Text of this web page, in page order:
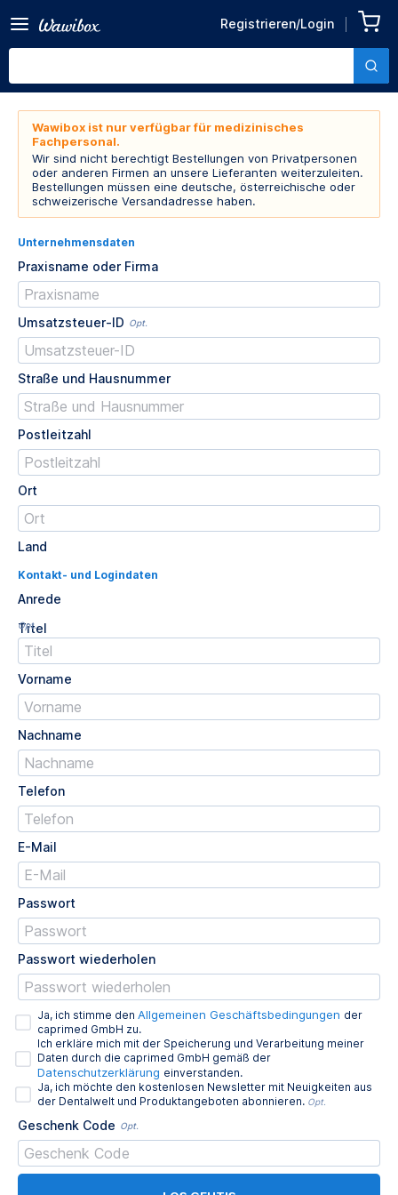
Registrieren/Login
Wawibox ist nur verfügbar für medizinisches
Fachpersonal.
Wir sind nicht berechtigt Bestellungen von Privatpersonen
oder anderen Firmen an unsere Lieferanten weiterzuleiten.
Bestellungen müssen eine deutsche, österreichische oder
schweizerische Versandadresse haben.
Unternehmensdaten
Praxisname oder Firma
Umsatzsteuer-ID Opt.
Straße und Hausnummer
Postleitzahl
Ort
Land
Kontakt- und Logindaten
Anrede
Titel
Opt.
Vorname
Nachname
Telefon
E-Mail
Passwort
Passwort wiederholen
Ja, ich stimme den Allgemeinen Geschäftsbedingungen der
caprimed GmbH zu.
Ich erkläre mich mit der Speicherung und Verarbeitung meiner
Daten durch die caprimed GmbH gemäß der
Datenschutzerklärung einverstanden.
Ja, ich möchte den kostenlosen Newsletter mit Neuigkeiten aus
der Dentalwelt und Produktangeboten abonnieren. Opt.
Geschenk Code Opt.